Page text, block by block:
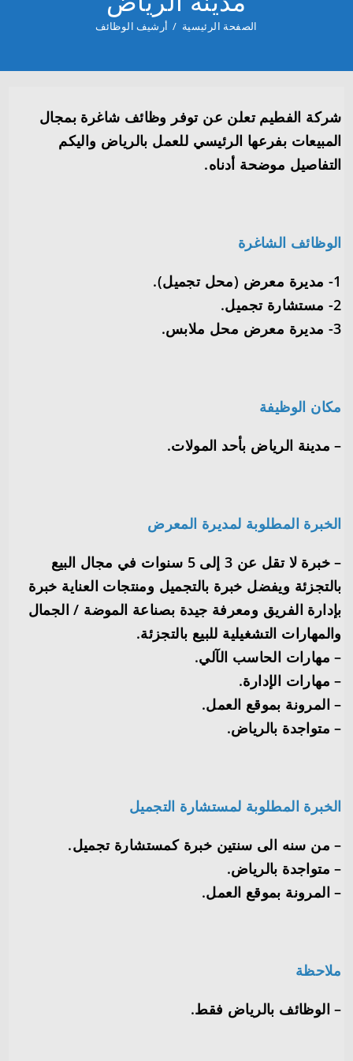
الصفحة الرئيسية / أرشيف الوظائف
شركة الفطيم تعلن عن توفر وظائف شاغرة بمجال
المبيعات بفرعها الرئيسي للعمل بالرياض واليكم
التفاصيل موضحة أدناه.
الوظائف الشاغرة
1- مديرة معرض (محل تجميل).
2- مستشارة تجميل.
3- مديرة معرض محل ملابس.
مكان الوظيفة
– مدينة الرياض بأحد المولات.
الخبرة المطلوبة لمديرة المعرض
– خبرة لا تقل عن 3 إلى 5 سنوات في مجال البيع
بالتجزئة ويفضل خبرة بالتجميل ومنتجات العناية خبرة
بإدارة الفريق ومعرفة جيدة بصناعة الموضة / الجمال
والمهارات التشغيلية للبيع بالتجزئة.
– مهارات الحاسب الآلي.
– مهارات الإدارة.
– المرونة بموقع العمل.
– متواجدة بالرياض.
الخبرة المطلوبة لمستشارة التجميل
– من سنه الى سنتين خبرة كمستشارة تجميل.
– متواجدة بالرياض.
– المرونة بموقع العمل.
ملاحظة
– الوظائف بالرياض فقط.